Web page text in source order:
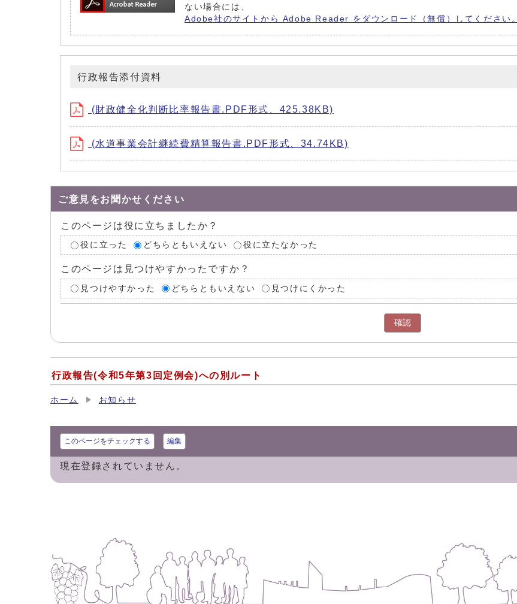
ない場合には、
Adobe社のサイトから Adobe Reader をダウンロード（無償）してください。
行政報告添付資料
(財政健全化判断比率報告書.PDF形式、425.38KB)
(水道事業会計継続費精算報告書.PDF形式、34.74KB)
ご意見をお聞かせください
このページは役に立ちましたか？
役に立った どちらともいえない 役に立たなかった
このページは見つけやすかったですか？
見つけやすかった どちらともいえない 見つけにくかった
確認
行政報告(令和5年第3回定例会)への別ルート
ホーム お知らせ
このページをチェックする 編集
現在登録されていません。